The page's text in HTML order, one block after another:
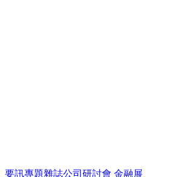
要訊專題雜誌公司 研討會 金融展